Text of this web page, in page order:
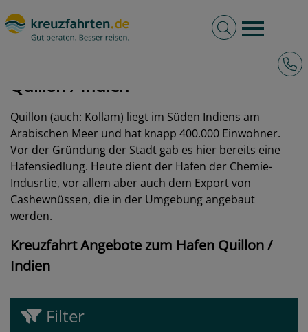
Burger
Volltextsuche
Quillon / Indien
Quillon (auch: Kollam) liegt im Süden Indiens am
Arabischen Meer und hat knapp 400.000 Einwohner.
Vor der Gründung der Stadt gab es hier bereits eine
Hafensiedlung. Heute dient der Hafen der Chemie-
Indusrtie, vor allem aber auch dem Export von
Cashewnüssen, die in der Umgebung angebaut
werden.
Kreuzfahrt Angebote zum Hafen Quillon /
Indien
Filter